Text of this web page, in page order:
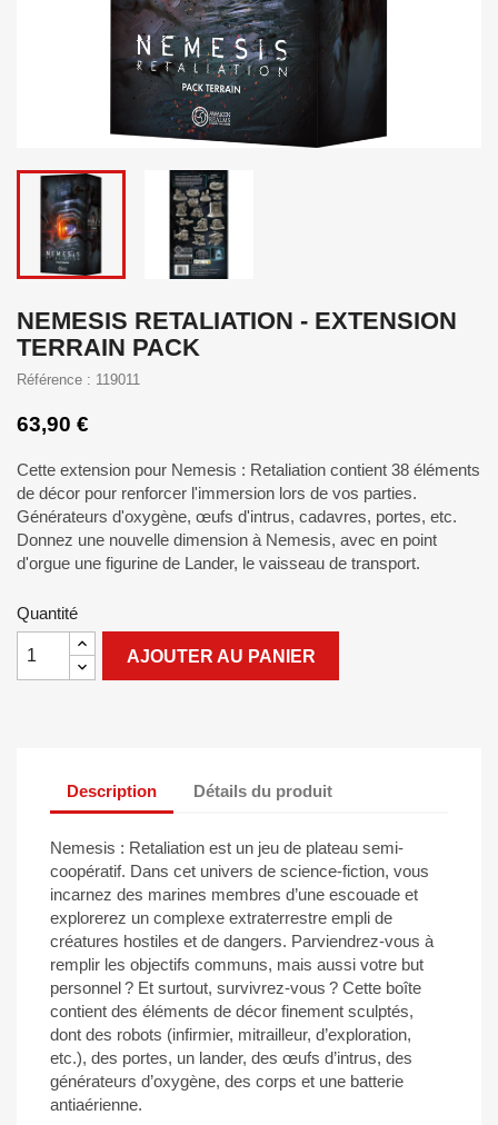
NEMESIS RETALIATION - EXTENSION
TERRAIN PACK
Référence : 119011
63,90 €
Cette extension pour Nemesis : Retaliation contient 38 éléments
de décor pour renforcer l'immersion lors de vos parties.
Générateurs d'oxygène, œufs d'intrus, cadavres, portes, etc.
Donnez une nouvelle dimension à Nemesis, avec en point
d'orgue une figurine de Lander, le vaisseau de transport.
Quantité
AJOUTER AU PANIER
Description Détails du produit
Nemesis : Retaliation est un jeu de plateau semi-
coopératif. Dans cet univers de science-fiction, vous
incarnez des marines membres d’une escouade et
explorerez un complexe extraterrestre empli de
créatures hostiles et de dangers. Parviendrez-vous à
remplir les objectifs communs, mais aussi votre but
personnel ? Et surtout, survivrez-vous ? Cette boîte
contient des éléments de décor finement sculptés,
dont des robots (infirmier, mitrailleur, d’exploration,
etc.), des portes, un lander, des œufs d’intrus, des
générateurs d’oxygène, des corps et une batterie
antiaérienne.